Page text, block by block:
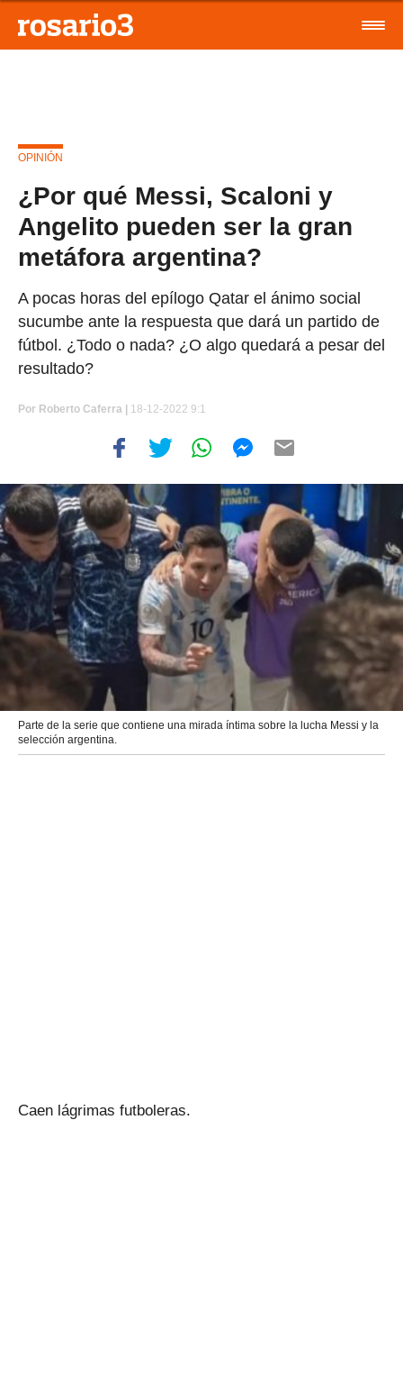
OPINIÓN
¿Por qué Messi, Scaloni y
Angelito pueden ser la gran
metáfora argentina?
A pocas horas del epílogo Qatar el ánimo social
sucumbe ante la respuesta que dará un partido de
fútbol. ¿Todo o nada? ¿O algo quedará a pesar del
resultado?
Por Roberto Caferra 18-12-2022 9:1
Parte de la serie que contiene una mirada íntima sobre la lucha Messi y la
selección argentina.
Caen lágrimas futboleras.